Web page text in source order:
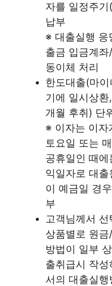
자를 일정주
납부
※ 대출실행 응
출금 입금계
동이체 처리
한도대출(마
기에 일시상
개월 후취) 단
※ 이자는 이자
토요일 또는
공휴일인 때
익일자로 대
이 예금일 경
부
고객님께서
상품별로 원
방법이 일부
출취급시 작
서의 대출실